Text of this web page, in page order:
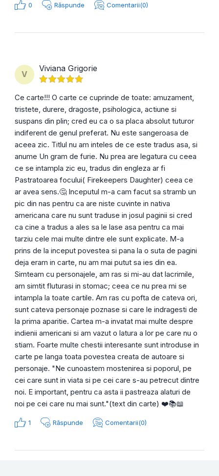
0 Răspunde Comentarii(0)
V
Viviana Grigorie
Ce carte!!! O carte ce cuprinde de toate: amuzament,
tristete, durere, dragoste, psihologica, actiune si
suspans din plin; cred eu ca o sa placa absolut tuturor
indiferent de genul preferat. Nu este sangeroasa de
aceea zic. Titlul nu am inteles de ce este tradus asa, si
anume Un gram de furie. Nu prea are legatura cu ceea
ce se intampla zic eu, tradus din engleza ar fi
Pastratoarea focului( Firekeepers Daughter) ceea ce
ar avea sens.🤔 Inceputul m-a cam facut sa stramb un
pic din nas pentru ca are niste cuvinte in nativa
americana care nu sunt traduse in josul paginii si cred
ca cine a tradus a ales sa le lase asa pentru ca mai
tarziu cele mai multe dintre ele sunt explicate. M-a
prins de la inceput povestea si pana la o suta de pagini
deja eram in carte, nu am mai putut sa ies din ea.
Simteam cu personajele, am ras si mi-au dat lacrimile,
am simtit fluturasi in stomac; ceea ce nu prea mi se
intampla la toate cartile. Am ras cu pofta de cateva ori,
sunt cateva personaje poznase si care le indragesti de
la prima aparitie. Cartea m-a invatat mai multe despre
indienii americani si am vazut o latura a lor pe care nu o
stiam. Foarte multe chestii interesante sunt introduse in
carte pe langa toata povestea creata de autoare si
personaje. "Ne cunoastem mostenirea si poporul, pe
cei care sunt in viata si pe cei care s-au petrecut dintre
noi. E important, pentru ca asta ii pastreaza alaturi de
noi pe cei care nu mai sunt."(text din carte) ❤️📚📖
1 Răspunde Comentarii(0)